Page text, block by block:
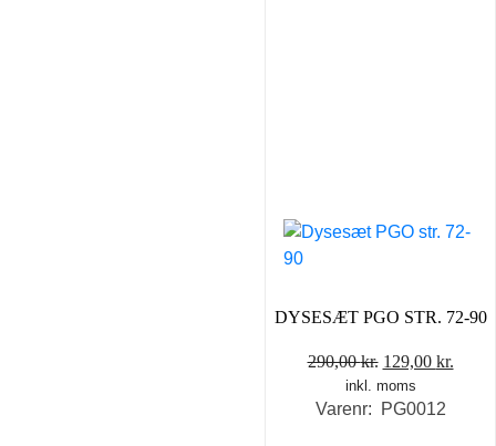
DYSESÆT PGO STR. 72-90
290,00kr. Den
oprindelige
pris
129,00 kr.
inkl. moms
Varenr: PG0012